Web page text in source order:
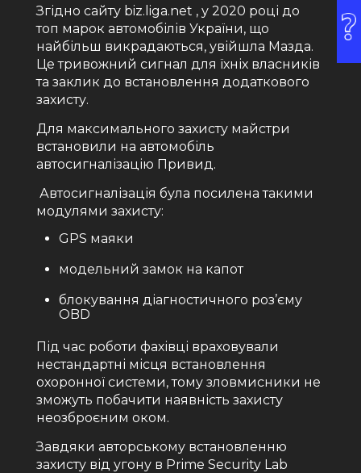
Згідно сайту biz.liga.net , у 2020 році до
топ марок автомобілів України, що
найбільш викрадаються, увійшла Мазда.
Це тривожний сигнал для їхніх власників
та заклик до встановлення додаткового
захисту.
Для максимального захисту майстри
встановили на автомобіль
автосигналізацію Привид.
Автосигналізація була посилена такими
модулями захисту:
GPS маяки
модельний замок на капот
блокування діагностичного роз’єму
OBD
Під час роботи фахівці враховували
нестандартні місця встановлення
охоронної системи, тому зловмисники не
зможуть побачити наявність захисту
неозброєним оком.
Завдяки авторському встановленню
захисту від угону в Prime Security Lab